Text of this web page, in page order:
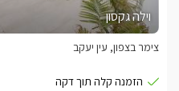
וילה גקסון
צימר בצפון, עין יעקב